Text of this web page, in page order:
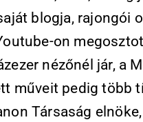
blogja, rajongói
on
nézőnél jár, a
műveit pedig több
Társaság